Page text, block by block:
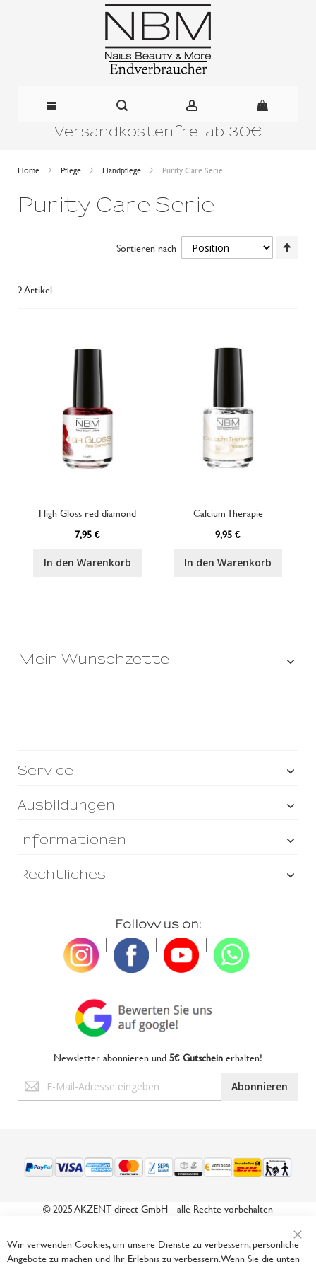
Versandkostenfrei ab 30€
Home Pflege Handpflege Purity Care Serie
Purity Care Serie
2Artikel
Sortieren nach
High Gloss red diamond
7,95 €
In den Warenkorb
Calcium Therapie
9,95 €
In den Warenkorb
Mein Wunschzettel
Service
Ausbildungen
Informationen
Rechtliches
Follow us on:
Newsletter abonnieren und5€ Gutscheinerhalten!
Anmeldung
zum
Abonnieren
© 2025 AKZENT direct GmbH - alle Rechte vorbehalten
Wir verwenden Cookies, um unsere Dienste zu verbessern, persönliche
Angebote zu machen und Ihr Erlebnis zu verbessern. Wenn Sie die unten